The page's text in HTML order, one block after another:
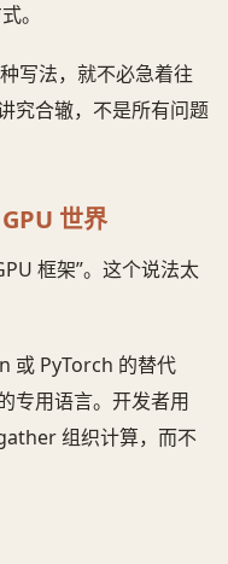
。
写法，就不必急着往
究合辙，不是所有问题
世界
框架”。这个说法太
或 PyTorch 的替代
专用语言。开发者用
组织计算，而不